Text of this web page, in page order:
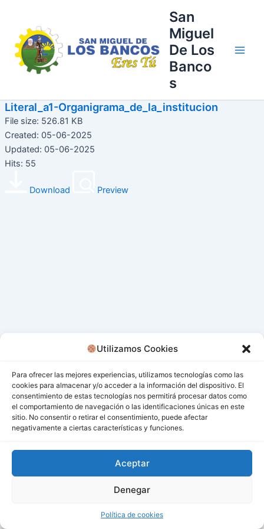
Utilizamos Cookies
Para ofrecer las mejores experiencias, utilizamos tecnologías como las
cookies para almacenar y/o acceder a la información del dispositivo. El
consentimiento de estas tecnologías nos permitirá procesar datos como
el comportamiento de navegación o las identificaciones únicas en este
sitio. No consentir o retirar el consentimiento, puede afectar
negativamente a ciertas características y funciones.
Aceptar
Denegar
Política de cookies
contenido
San
Miguel
De Los
Banco
s
Literal_a1-Organigrama_de_la_institucion
File size: 526.81 KB
Created: 05-06-2025
Updated: 05-06-2025
Hits: 55
Download Preview
Todos los derechos © 2026 San Miguel De Los Bancos |